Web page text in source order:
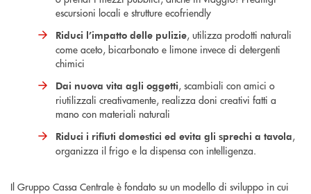
escursioni locali e strutture ecofriendly
Riduci l’impatto delle pulizie, utilizza prodotti naturali
come aceto, bicarbonato e limone invece di detergenti
chimici
Dai nuova vita agli oggetti, scambiali con amici o
riutilizzali creativamente, realizza doni creativi fatti a
mano con materiali naturali
Riduci i rifiuti domestici ed evita gli sprechi a tavola,
organizza il frigo e la dispensa con intelligenza.
Il Gruppo Cassa Centrale è fondato su un modello di sviluppo in cui